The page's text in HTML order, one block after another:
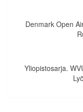
selaus
Denmark Open
Yliopistosarja.